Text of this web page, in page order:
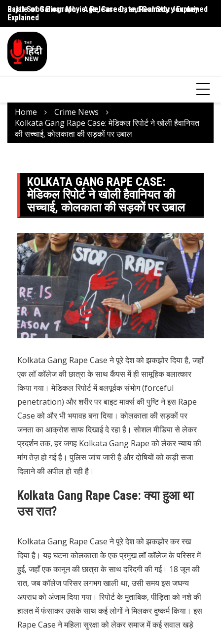
Rajat Sood Biography: Age, Career, and Comedy Journey
Explained
Battle of Galwan Movie: Release Date, Real Story Explained
Home
Crime News
Kolkata Gang Rape Case: मेडिकल रिपोर्ट ने खोली हैवानियत
की सच्चाई, कोलकाता की सड़कों पर उबाल
KOLKATA GANG RAPE CASE:
मेडिकल रिपोर्ट ने खोली हैवानियत की
सच्चाई, कोलकाता की सड़कों पर उबाल
Kolkata Gang Rape Case ने पूरे देश को झकझोर दिया है, जहाँ
एक लॉ कॉलेज की छात्रा के साथ कैंपस में ही सामूहिक बलात्कार
किया गया। मेडिकल रिपोर्ट में बलपूर्वक संभोग (forceful
penetration) और शरीर पर बाइट मार्क्स की पुष्टि ने इस Rape
Case को और भी भयावह बना दिया। कोलकाता की सड़कों पर
जनता का आक्रोश साफ दिखाई दे रहा है। सोशल मीडिया से लेकर
प्रदर्शन तक, हर जगह Kolkata Gang Rape को लेकर न्याय की
मांग तेज़ हो गई है। पुलिस जांच जारी है और दोषियों को कड़ी सजा
दिलाने की अपील हो रही है।
Kolkata Gang Rape Case: क्या हुआ था
उस रात?
Kolkata Gang Rape Case ने पूरे देश को झकझोर कर रख
दिया है। यह घटना कोलकाता के एक प्रमुख लॉ कॉलेज के परिसर में
हुई, जहाँ एक कानून की छात्रा के साथ दरिंदगी की गई। 18 जून की
रात, जब कॉलेज परिसर लगभग खाली था, उसी समय इस जघन्य
अपराध को अंजाम दिया गया। रिपोर्ट के मुताबिक, पीड़िता को नशे की
हालत में फंसाकर उसके साथ कई लोगों ने मिलकर दुष्कर्म किया। इस
Rape Case ने महिला सुरक्षा को लेकर समाज में कई सवाल खड़े